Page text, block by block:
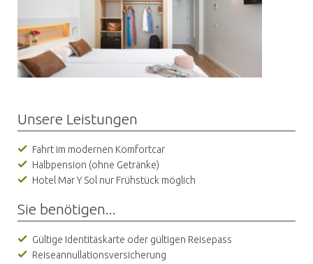
Unsere Leistungen
Fahrt im modernen Komfortcar
Halbpension (ohne Getränke)
Hotel Mar Y Sol nur Frühstück möglich
Sie benötigen...
Gültige Identitäskarte oder gültigen Reisepass
Reiseannullationsversicherung